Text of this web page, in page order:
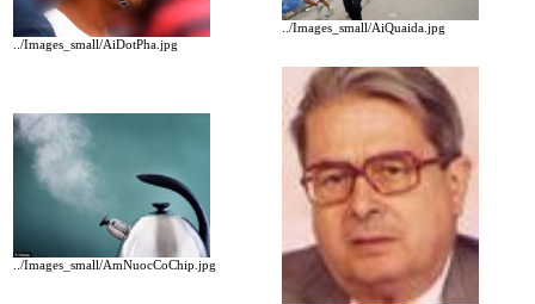
../Images_small/AiDotPha.jpg
../Images_small/AiQuaida.jpg
../Images_small/AmNuocCoChip.jpg